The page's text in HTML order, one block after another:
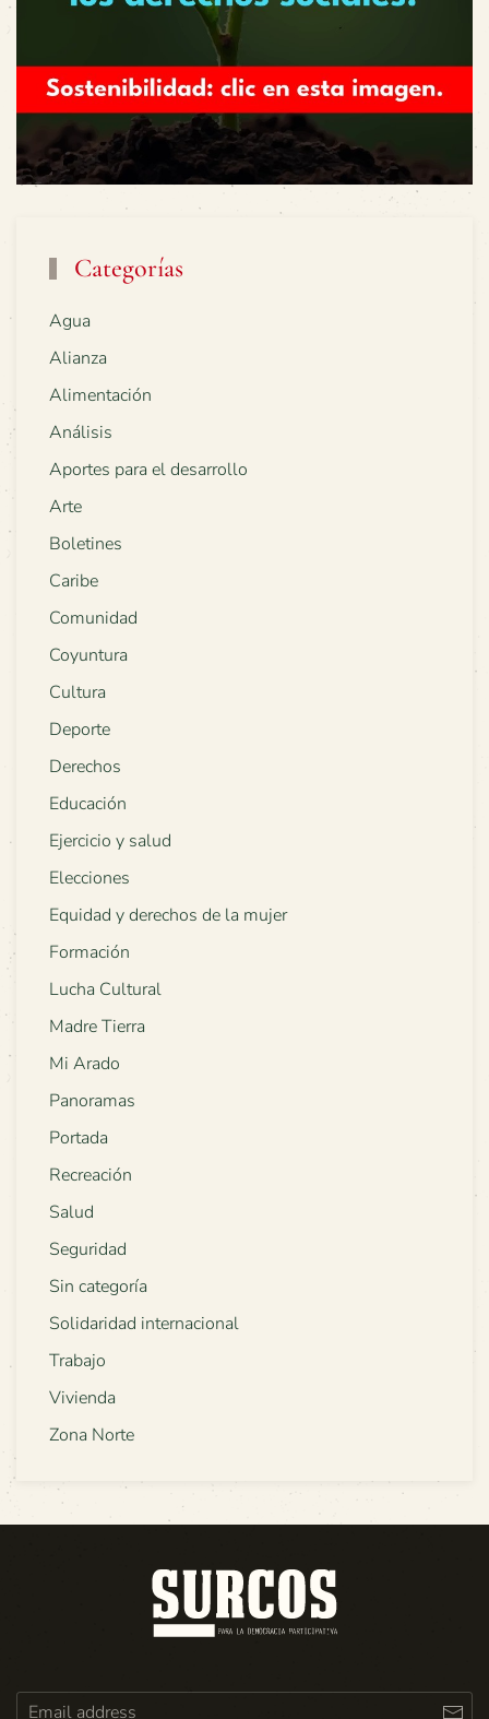
Categorías
Agua
Alianza
Alimentación
Análisis
Aportes para el desarrollo
Arte
Boletines
Caribe
Comunidad
Coyuntura
Cultura
Deporte
Derechos
Educación
Ejercicio y salud
Elecciones
Equidad y derechos de la mujer
Formación
Lucha Cultural
Madre Tierra
Mi Arado
Panoramas
Portada
Recreación
Salud
Seguridad
Sin categoría
Solidaridad internacional
Trabajo
Vivienda
Zona Norte